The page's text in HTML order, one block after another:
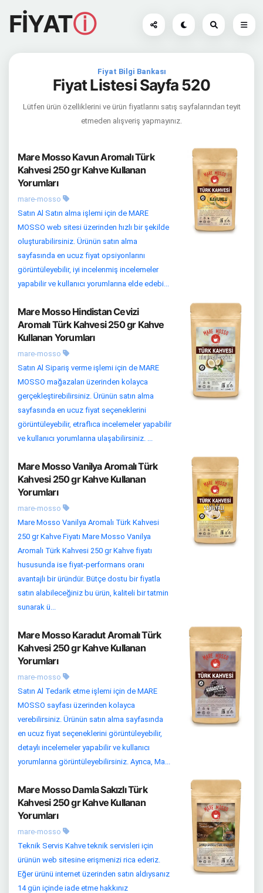
FİYATⓘ
Fiyat Bilgi Bankası
Fiyat Listesi Sayfa 520
Lütfen ürün özelliklerini ve ürün fiyatlarını satış sayfalarından teyit
etmeden alışveriş yapmayınız.
Mare Mosso Kavun Aromalı Türk
Kahvesi 250 gr Kahve Kullanan
Yorumları
mare-mosso
Satın Al Satın alma işlemi için de MARE
MOSSO web sitesi üzerinden hızlı bir şekilde
oluşturabilirsiniz. Ürünün satın alma
sayfasında en ucuz fiyat opsiyonlarını
görüntüleyebilir, iyi incelenmiş incelemeler
yapabilir ve kullanıcı yorumlarına elde edebi...
Mare Mosso Hindistan Cevizi
Aromalı Türk Kahvesi 250 gr Kahve
Kullanan Yorumları
mare-mosso
Satın Al Sipariş verme işlemi için de MARE
MOSSO mağazaları üzerinden kolayca
gerçekleştirebilirsiniz. Ürünün satın alma
sayfasında en ucuz fiyat seçeneklerini
görüntüleyebilir, etraflıca incelemeler yapabilir
ve kullanıcı yorumlarına ulaşabilirsiniz. ...
Mare Mosso Vanilya Aromalı Türk
Kahvesi 250 gr Kahve Kullanan
Yorumları
mare-mosso
Mare Mosso Vanilya Aromalı Türk Kahvesi
250 gr Kahve Fiyatı Mare Mosso Vanilya
Aromalı Türk Kahvesi 250 gr Kahve fiyatı
hususunda ise fiyat-performans oranı
avantajlı bir üründür. Bütçe dostu bir fiyatla
satın alabileceğiniz bu ürün, kaliteli bir tatmin
sunarak ü...
Mare Mosso Karadut Aromalı Türk
Kahvesi 250 gr Kahve Kullanan
Yorumları
mare-mosso
Satın Al Tedarik etme işlemi için de MARE
MOSSO sayfası üzerinden kolayca
verebilirsiniz. Ürünün satın alma sayfasında
en ucuz fiyat seçeneklerini görüntüleyebilir,
detaylı incelemeler yapabilir ve kullanıcı
yorumlarına görüntüleyebilirsiniz. Ayrıca, Ma...
Mare Mosso Damla Sakızlı Türk
Kahvesi 250 gr Kahve Kullanan
Yorumları
mare-mosso
Teknik Servis Kahve teknik servisleri için
ürünün web sitesine erişmenizi rica ederiz.
Eğer ürünü internet üzerinden satın aldıysanız
14 gün içinde iade etme hakkınız